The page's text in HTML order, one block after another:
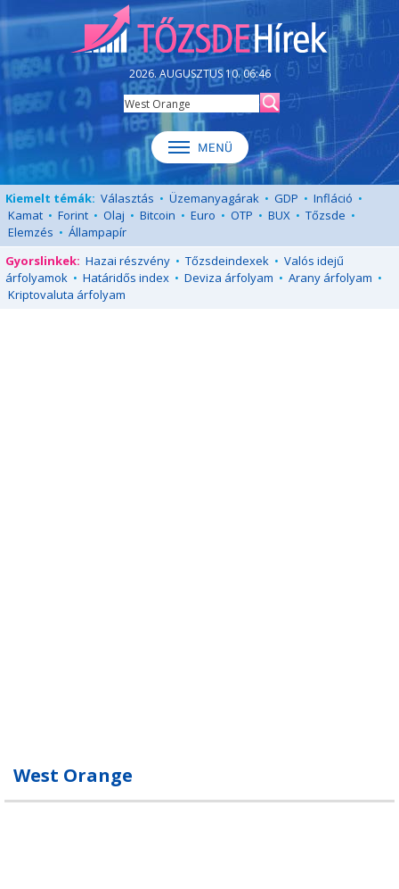
2026. AUGUSZTUS 10. 06:46
Kiemelt témák: Választás • Üzemanyagárak • GDP • Infláció •
Kamat • Forint • Olaj • Bitcoin • Euro • OTP • BUX • Tőzsde •
Elemzés • Állampapír
Gyorslinkek: Hazai részvény • Tőzsdeindexek • Valós idejű
árfolyamok • Határidős index • Deviza árfolyam • Arany árfolyam •
Kriptovaluta árfolyam
West Orange